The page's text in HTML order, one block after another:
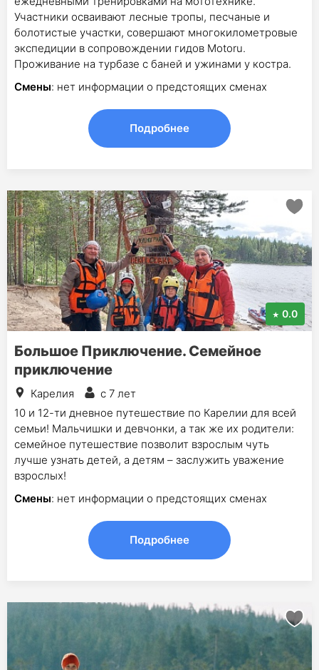
Участники осваивают лесные тропы, песчаные и
болотистые участки, совершают многокилометровые
экспедиции в сопровождении гидов Motoru.
Проживание на турбазе с баней и ужинами у костра.
Смены: нет информации о предстоящих сменах
Подробнее
0.0
Большое Приключение. Семейное
приключение
Карелия
с 7 лет
10 и 12-ти дневное путешествие по Карелии для всей
семьи! Мальчишки и девчонки, а так же их родители:
семейное путешествие позволит взрослым чуть
лучше узнать детей, а детям – заслужить уважение
взрослых!
Смены: нет информации о предстоящих сменах
Подробнее